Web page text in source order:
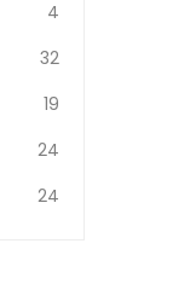
4
32
19
24
24